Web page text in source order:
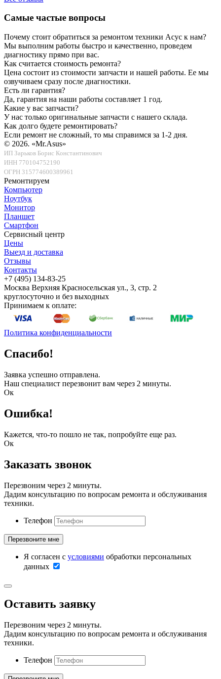
Самые частые вопросы
Почему стоит обратиться за ремонтом техники Асус к нам?
Мы выполним работы быстро и качественно, проведем
диагностику прямо при вас.
Как считается стоимость ремонта?
Цена состоит из стоимости запчасти и нашей работы. Ее мы
озвучиваем сразу после диагностики.
Есть ли гарантия?
Да, гарантия на наши работы составляет 1 год.
Какие у вас запчасти?
У нас только оригинальные запчасти с нашего склада.
Как долго будете ремонтировать?
Если ремонт не сложный, то мы справимся за 1-2 дня.
© 2026. «Mr.Asus»
ИП Зарьков Борис Константинович
ИНН 770104752190
ОГРН 315774600389961
Ремонтируем
Компьютер
Ноутбук
Монитор
Планшет
Смартфон
Сервисный центр
Цены
Выезд и доставка
Отзывы
Контакты
+7 (495) 134-83-25
Москва Верхняя Красносельская ул., 3, стр. 2
круглосуточно и без выходных
Принимаем к оплате:
Политика конфиденциальности
Спасибо!
Заявка успешно отправлена.
Наш специалист перезвонит вам через 2 минуты.
Ок
Ошибка!
Кажется, что-то пошло не так, попробуйте еще раз.
Ок
Заказать звонок
Перезвоним через 2 минуты.
Дадим консультацию по вопросам ремонта и обслуживания
техники.
Телефон
Я согласен с условиями обработки персональных
данных
Оставить заявку
Перезвоним через 2 минуты.
Дадим консультацию по вопросам ремонта и обслуживания
техники.
Телефон